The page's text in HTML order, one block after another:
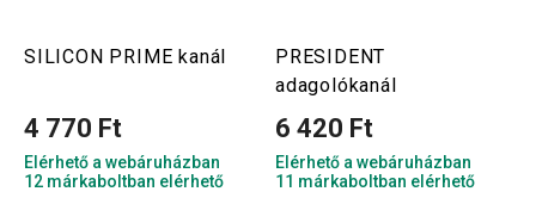
SILICON PRIME kanál
4 770 Ft
Elérhető a webáruházban
12 márkaboltban elérhető
PRESIDENT
adagolókanál
6 420 Ft
Elérhető a webáruházban
11 márkaboltban elérhető